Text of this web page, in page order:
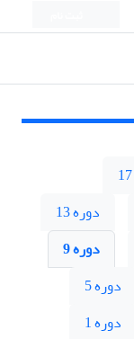
دوره 13
دوره 9
دوره 5
دوره 1